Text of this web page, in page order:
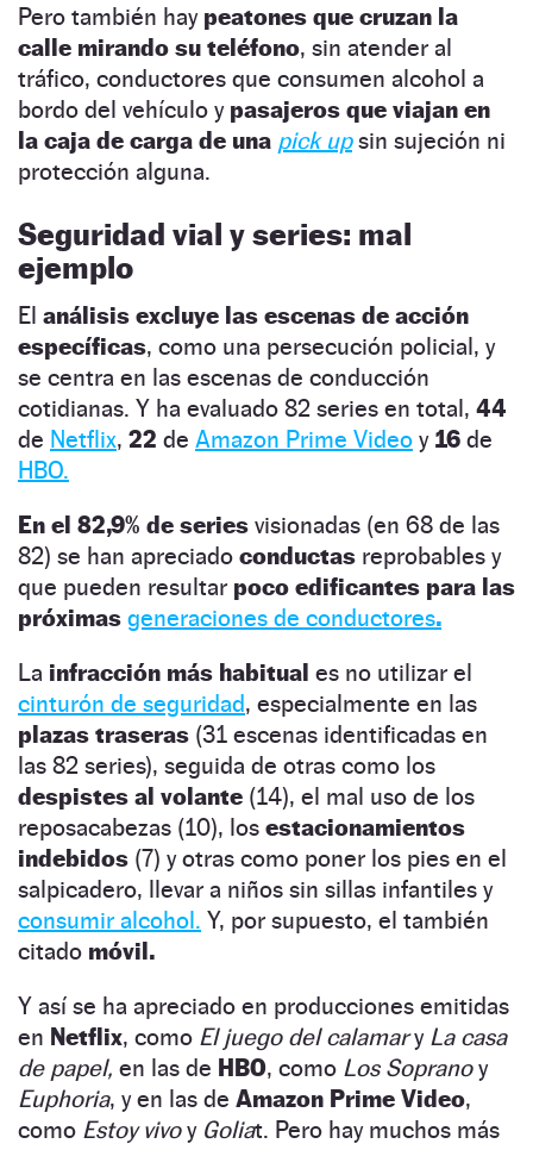
Pero también hay peatones que cruzan la
calle mirando su teléfono, sin atender al
tráfico, conductores que consumen alcohol a
bordo del vehículo y pasajeros que viajan en
la caja de carga de una pick upsin sujeción ni
protección alguna.
Seguridad vial y series: mal
ejemplo
El análisis excluye las escenas de acción
específicas, como una persecución policial, y
se centra en las escenas de conducción
cotidianas. Y ha evaluado 82 series en total, 44
de Netflix, 22 de Amazon Prime Video y 16 de
HBO.
En el 82,9% de series visionadas (en 68 de las
82) se han apreciado conductas reprobables y
que pueden resultar poco edificantes para las
próximas generaciones de conductores.
La infracción más habitual es no utilizar el
cinturón de seguridad, especialmente en las
plazas traseras (31 escenas identificadas en
las 82 series), seguida de otras como los
despistes al volante (14), el mal uso de los
reposacabezas (10), los estacionamientos
indebidos (7) y otras como poner los pies en el
salpicadero, llevar a niños sin sillas infantiles y
consumir alcohol. Y, por supuesto, el también
citado móvil.
Y así se ha apreciado en producciones emitidas
en Netflix, como El juego del calamary La casa
de papel, en las de HBO, como Los Sopranoy
Euphoria, y en las de Amazon Prime Video,
como Estoy vivoyGoliat. Pero hay muchos más